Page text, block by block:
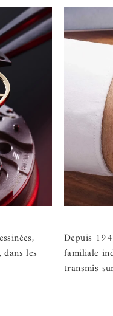
les
Depuis
familiale
transmis